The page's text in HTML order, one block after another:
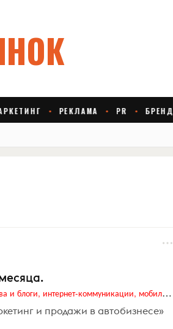
Digital (web-дизайн, интернет-реклама и продвижение, интернет-сообщества и блоги, интернет-коммуникации, мобильный маркетинг, реклама на цифровых экранах)
и продажи в автобизнесе»